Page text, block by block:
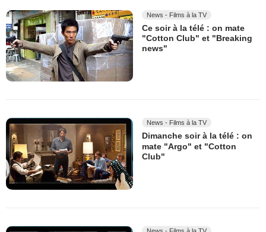
News - Films à la TV
Ce soir à la télé : on mate
"Cotton Club" et "Breaking
news"
News - Films à la TV
Dimanche soir à la télé : on
mate "Argo" et "Cotton
Club"
News - Films à la TV